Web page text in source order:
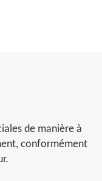
de manière à
conformément